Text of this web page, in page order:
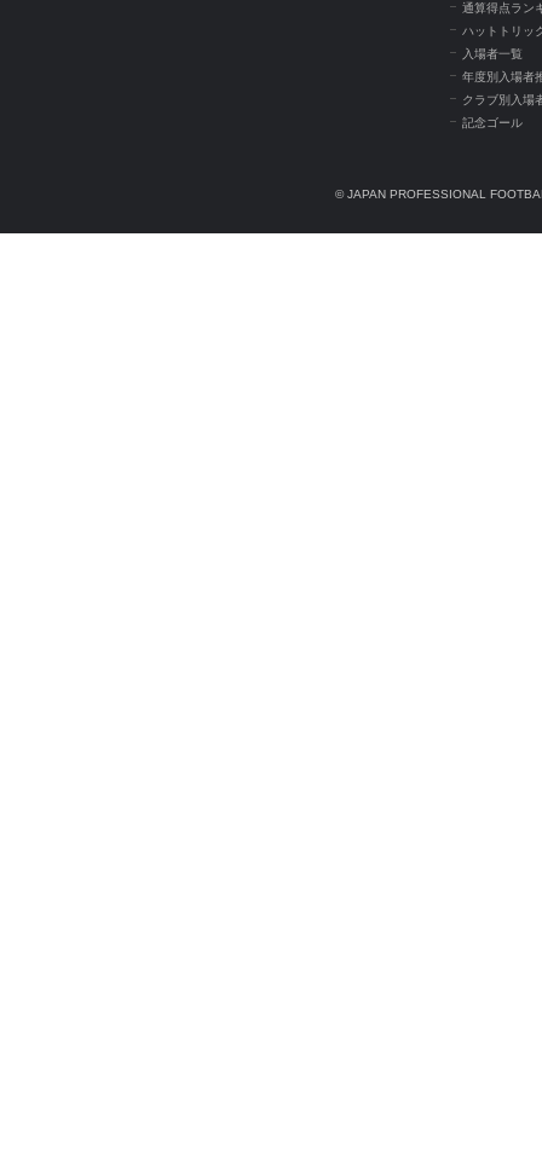
通算得点ラン
ハットトリッ
入場者一覧
年度別入場者
クラブ別入場
記念ゴール
© JAPAN PROFESSIONAL